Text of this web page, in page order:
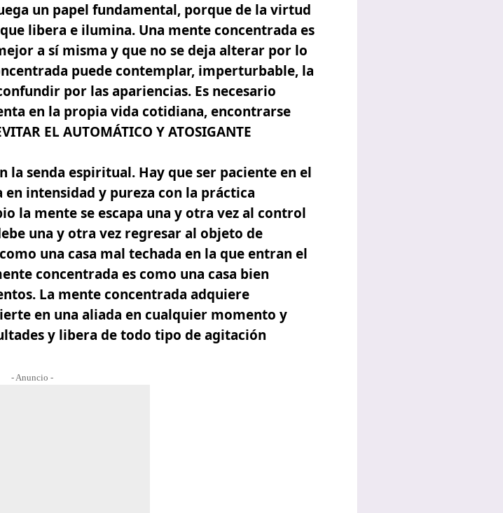
un papel fundamental, porque de la virtud
libera e ilumina. Una mente concentrada es
a sí misma y que no se deja alterar por lo
puede contemplar, imperturbable, la
por las apariencias. Es necesario
en la propia vida cotidiana, encontrarse
EL AUTOMÁTICO Y ATOSIGANTE
la senda espiritual. Hay que ser paciente en el
intensidad y pureza con la práctica
la mente se escapa una y otra vez al control
una y otra vez regresar al objeto de
una casa mal techada en la que entran el
concentrada es como una casa bien
La mente concentrada adquiere
en una aliada en cualquier momento y
y libera de todo tipo de agitación
- Anuncio -